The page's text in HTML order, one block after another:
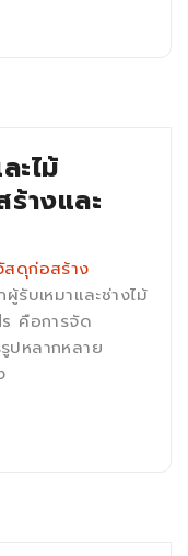
ะไม้
างและ
สดุก่อสร้าง
รับเหมาและช่างไม้
คือการจัด
ปหลากหลาย